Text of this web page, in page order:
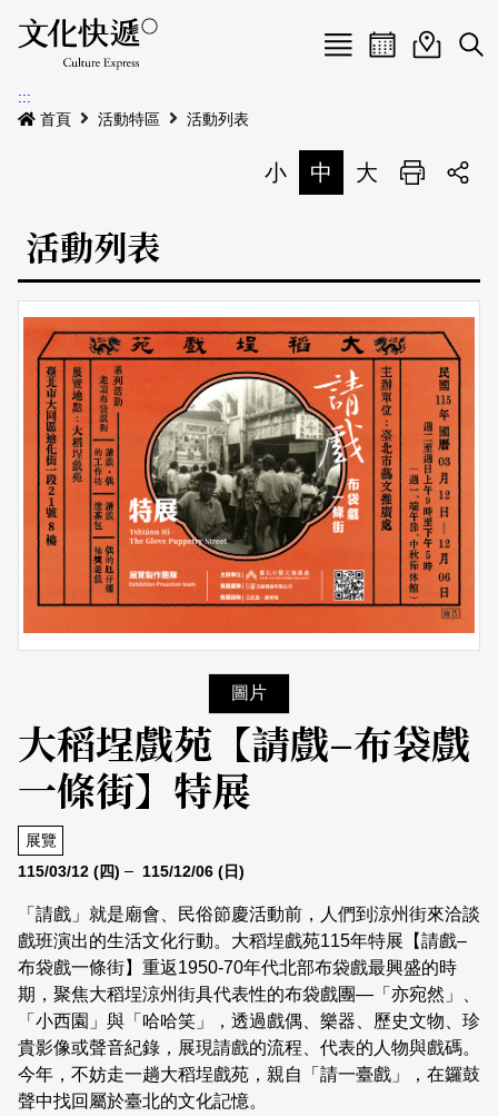
Menu
最新公告
本期專題
歷史專題
活動特區
活動列表
活動日曆
地圖搜尋
關於我們
常見問答
關於我們
刊物索取地點
訂閱文化快遞
聯絡我們
我要刊登
會員基本資料
刊登活動
網站導覽 English
日本語 登入/註冊
活動日曆活動地圖
展
:::
首頁
活動特區 活動列表
小 中 大 列印
活動列表
圖片
大稻埕戲苑【請戲–布袋戲
一條街】特展
展覽
115/03/12 (四) 115/12/06 (日)
「請戲」就是廟會、民俗節慶活動前，人們到涼州街來洽談
戲班演出的生活文化行動。大稻埕戲苑115年特展【請戲–
布袋戲一條街】重返1950-70年代北部布袋戲最興盛的時
期，聚焦大稻埕涼州街具代表性的布袋戲團—「亦宛然」、
「小西園」與「哈哈笑」，透過戲偶、樂器、歷史文物、珍
貴影像或聲音紀錄，展現請戲的流程、代表的人物與戲碼。
今年，不妨走一趟大稻埕戲苑，親自「請一臺戲」，在鑼鼓
聲中找回屬於臺北的文化記憶。